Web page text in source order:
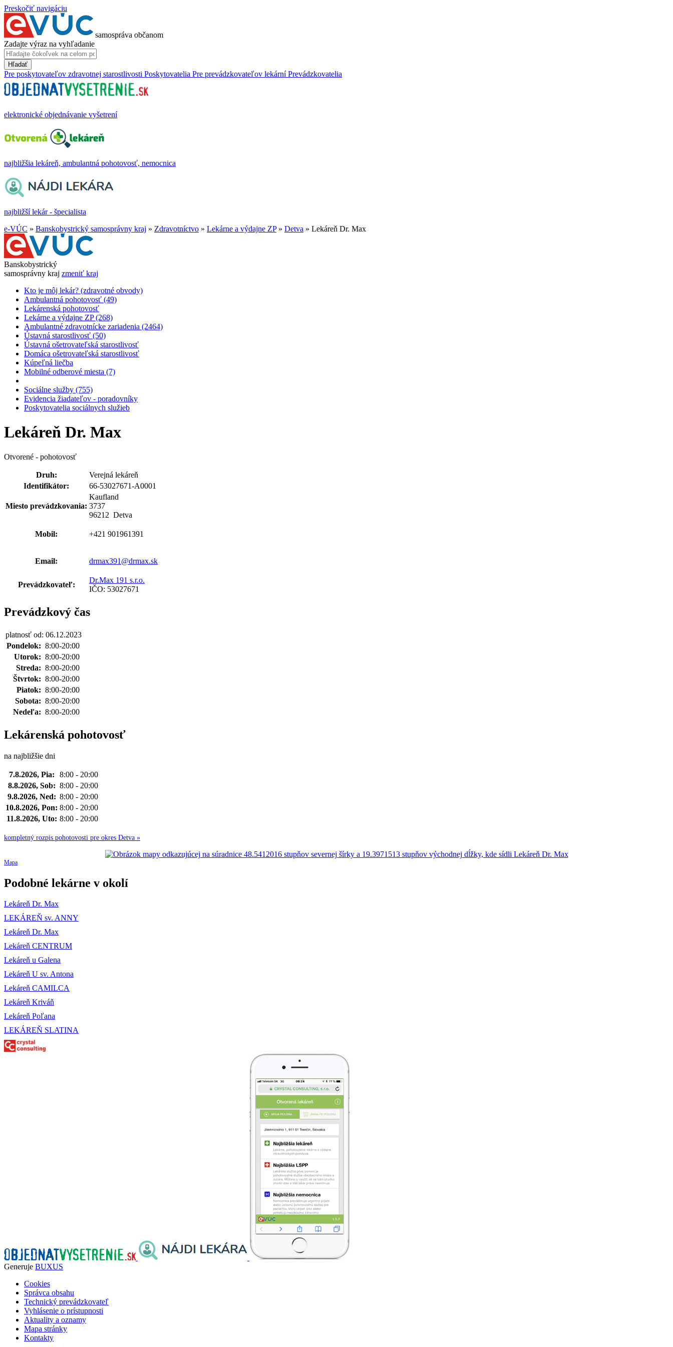
Preskočiť navigáciu
samospráva občanom
Zadajte výraz na vyhľadanie
Hľadať
Pre poskytovateľov zdravotnej starostlivosti Poskytovatelia Pre prevádzkovateľov lekární Prevádzkovatelia
elektronické objednávanie vyšetrení
najbližšia lekáreň, ambulantná pohotovosť, nemocnica
najbližší lekár - špecialista
e-VÚC » Banskobystrický samosprávny kraj » Zdravotníctvo » Lekárne a výdajne ZP» Detva » Lekáreň Dr. Max
Banskobystrický
samosprávny kraj zmeniť kraj
Kto je môj lekár? (zdravotné obvody)
Ambulantná pohotovosť (49)
Lekárenská pohotovosť
Lekárne a výdajne ZP (268)
Ambulantné zdravotnícke zariadenia (2464)
Ústavná starostlivosť (50)
Ústavná ošetrovateľská starostlivosť
Domáca ošetrovateľská starostlivosť
Kúpeľná liečba
Mobilné odberové miesta (7)
Sociálne služby (755)
Evidencia žiadateľov - poradovníky
Poskytovatelia sociálnych služieb
Lekáreň Dr. Max
Otvorené - pohotovosť
Druh:
Verejná lekáreň
Identifikátor:
66-53027671-A0001
Miesto prevádzkovania:
Kaufland
3737
96212 Detva
Mobil: +421 901961391
Email: drmax391@drmax.sk
Prevádzkovateľ:
Dr.Max 191 s.r.o.
IČO: 53027671
Prevádzkový čas
platnosť od: 06.12.2023
Pondelok: 8:00-20:00
Utorok: 8:00-20:00
Streda: 8:00-20:00
Štvrtok: 8:00-20:00
Piatok: 8:00-20:00
Sobota: 8:00-20:00
Nedeľa: 8:00-20:00
Lekárenská pohotovosť
na najbližšie dni
7.8.2026, Pia:
8:00 - 20:00
8.8.2026, Sob: 8:00 - 20:00
9.8.2026, Ned: 8:00 - 20:00
10.8.2026, Pon: 8:00 - 20:00
11.8.2026, Uto: 8:00 - 20:00
kompletný rozpis pohotovosti pre okres Detva »
Mapa
Podobné lekárne v okolí
Lekáreň Dr. Max
LEKÁREŇ sv. ANNY
Lekáreň Dr. Max
Lekáreň CENTRUM
Lekáreň u Galena
Lekáreň U sv. Antona
Lekáreň CAMILCA
Lekáreň Kriváň
Lekáreň Poľana
LEKÁREŇ SLATINA
Generuje BUXUS
Cookies
Správca obsahu
Technický prevádzkovateľ
Vyhlásenie o prístupnosti
Aktuality a oznamy
Mapa stránky
Kontakty